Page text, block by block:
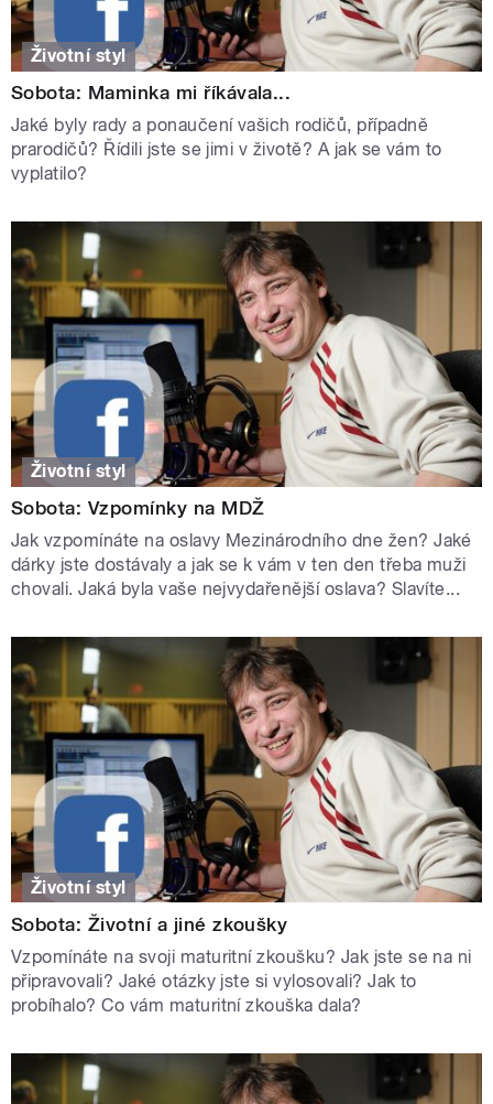
Životní styl
Sobota: Maminka mi říkávala...
Jaké byly rady a ponaučení vašich rodičů, případně
prarodičů? Řídili jste se jimi v životě? A jak se vám to
vyplatilo?
Životní styl
Sobota: Vzpomínky na MDŽ
Jak vzpomínáte na oslavy Mezinárodního dne žen? Jaké
dárky jste dostávaly a jak se k vám v ten den třeba muži
chovali. Jaká byla vaše nejvydařenější oslava? Slavíte...
Životní styl
Sobota: Životní a jiné zkoušky
Vzpomínáte na svoji maturitní zkoušku? Jak jste se na ni
připravovali? Jaké otázky jste si vylosovali? Jak to
probíhalo? Co vám maturitní zkouška dala?